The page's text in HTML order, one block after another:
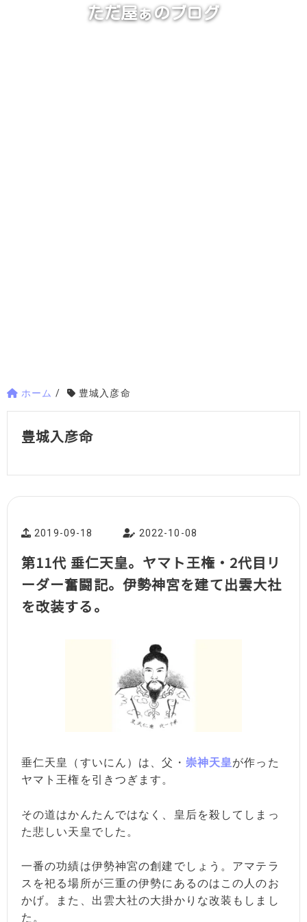
ただ屋ぁのブログ
ホーム / 豊城入彦命
豊城入彦命
2019-09-18 2022-10-08
第11代 垂仁天皇。ヤマト王権・2代目リ
ーダー奮闘記。伊勢神宮を建て出雲大社
を改装する。
垂仁天皇（すいにん）は、父・ 崇神天皇が作った
ヤマト王権を引きつぎます。
その道はかんたんではなく、皇后を殺してしまっ
た悲しい天皇でした。
一番の功績は伊勢神宮の創建でしょう。アマテラ
スを祀る場所が三重の伊勢にあるのはこの人のお
かげ。また、出雲大社の大掛かりな改装もしまし
た。